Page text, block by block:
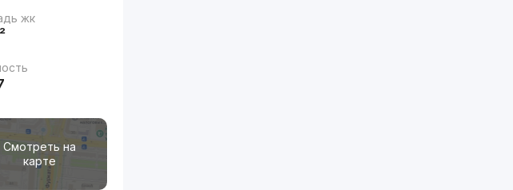
жк
Смотреть на
карте